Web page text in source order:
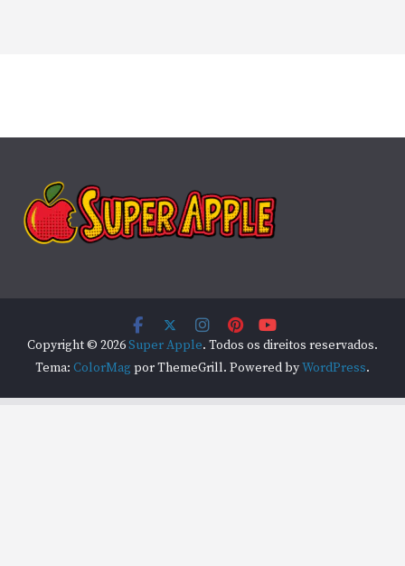
Copyright © 2026Super Apple. Todos os direitos reservados.
Tema: ColorMag por ThemeGrill. Powered byWordPress.